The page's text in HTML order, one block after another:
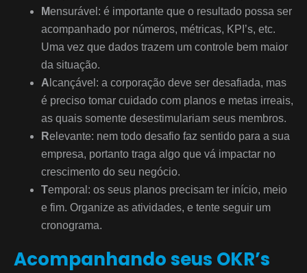
Mensurável: é importante que o resultado possa ser
acompanhado por números, métricas, KPI’s, etc.
Uma vez que dados trazem um controle bem maior
da situação.
A lcançável: a corporação deve ser desafiada, mas
é preciso tomar cuidado com planos e metas irreais,
as quais somente desestimulariam seus membros.
Relevante: nem todo desafio faz sentido para a sua
empresa, portanto traga algo que vá impactar no
crescimento do seu negócio.
Temporal: os seus planos precisam ter início, meio
e fim. Organize as atividades, e tente seguir um
cronograma.
Acompanhando seus OKR’s